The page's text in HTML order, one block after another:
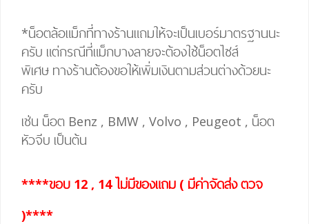
*น็อตล้อแม็กที่ทางร้านแถมให้จะเป็นเบอร์มาตรฐานนะ
ครับ แต่กรณีที่แม็กบางลายจะต้องใช้น็อตไซส์
พิเศษ ทางร้านต้องขอให้เพิ่มเงินตามส่วนต่างด้วยนะ
ครับ
เช่น น็อต Benz , BMW , Volvo , Peugeot , น็อต
หัวจีบ เป็นต้น
****ขอบ 12 , 14 ไม่มีของแถม ( มีค่าจัดส่ง ตวจ
)****